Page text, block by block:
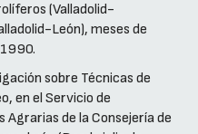
(Valladolid-
León), meses de
sobre Técnicas de
en el Servicio de
Agrarias de la Consejería de